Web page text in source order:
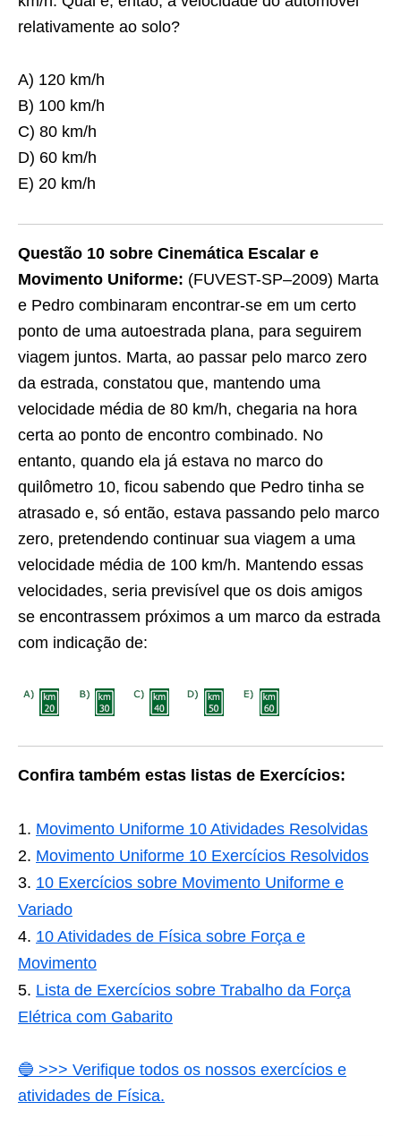
relativamente ao solo?
A) 120 km/h
B) 100 km/h
C) 80 km/h
D) 60 km/h
E) 20 km/h
Questão 10 sobre Cinemática Escalar e
Movimento Uniforme: (FUVEST-SP–2009) Marta
e Pedro combinaram encontrar-se em um certo
ponto de uma autoestrada plana, para seguirem
viagem juntos. Marta, ao passar pelo marco zero
da estrada, constatou que, mantendo uma
velocidade média de 80 km/h, chegaria na hora
certa ao ponto de encontro combinado. No
entanto, quando ela já estava no marco do
quilômetro 10, ficou sabendo que Pedro tinha se
atrasado e, só então, estava passando pelo marco
zero, pretendendo continuar sua viagem a uma
velocidade média de 100 km/h. Mantendo essas
velocidades, seria previsível que os dois amigos
se encontrassem próximos a um marco da estrada
com indicação de:
Confira também estas listas de Exercícios:
Movimento Uniforme 10 Atividades Resolvidas
Movimento Uniforme 10 Exercícios Resolvidos
10 Exercícios sobre Movimento Uniforme e
Variado
10 Atividades de Física sobre Força e
Movimento
Lista de Exercícios sobre Trabalho da Força
Elétrica com Gabarito
🔵 >>> Verifique todos os nossos exercícios e
atividades de Física.